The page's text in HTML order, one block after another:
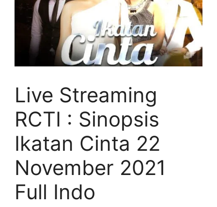
Live Streaming
RCTI : Sinopsis
Ikatan Cinta 22
November 2021
Full Indo